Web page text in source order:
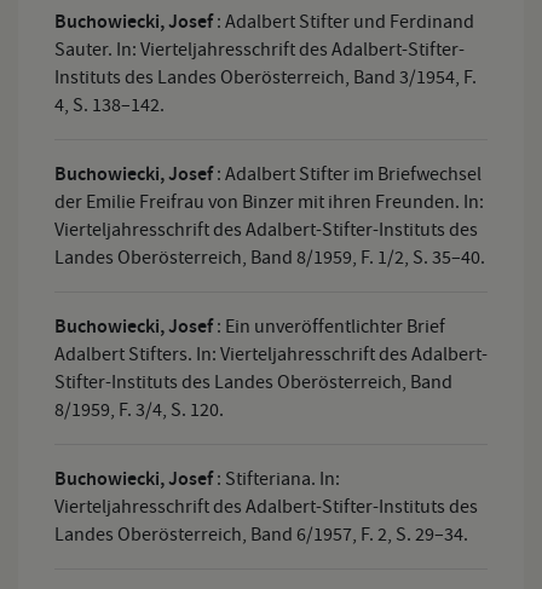
Buchowiecki, Josef: Adalbert Stifter und Ferdinand
Sauter. In: Vierteljahresschrift des Adalbert-Stifter-
Instituts des Landes Oberösterreich, Band 3/1954, F.
4, S. 138–142.
Buchowiecki, Josef: Adalbert Stifter im Briefwechsel
der Emilie Freifrau von Binzer mit ihren Freunden. In:
Vierteljahresschrift des Adalbert-Stifter-Instituts des
Landes Oberösterreich, Band 8/1959, F. 1/2, S. 35–40.
Buchowiecki, Josef: Ein unveröffentlichter Brief
Adalbert Stifters. In: Vierteljahresschrift des Adalbert-
Stifter-Instituts des Landes Oberösterreich, Band
8/1959, F. 3/4, S. 120.
Buchowiecki, Josef: Stifteriana. In:
Vierteljahresschrift des Adalbert-Stifter-Instituts des
Landes Oberösterreich, Band 6/1957, F. 2, S. 29–34.